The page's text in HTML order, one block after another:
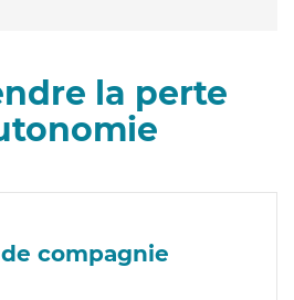
la perte
compagnie